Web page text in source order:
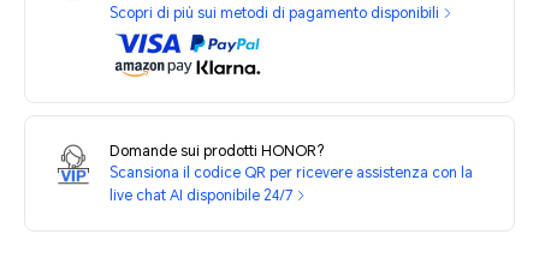
Scopri di più sui metodi di pagamento disponibili
Domande sui prodotti HONOR?
Scansiona il codice QR per ricevere assistenza con la
live chat AI disponibile 24/7